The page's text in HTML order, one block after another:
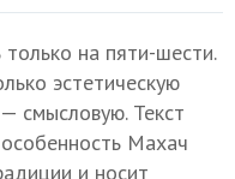
на пяти-шести.
эстетическую
смысловую. Текст
Махач
и носит